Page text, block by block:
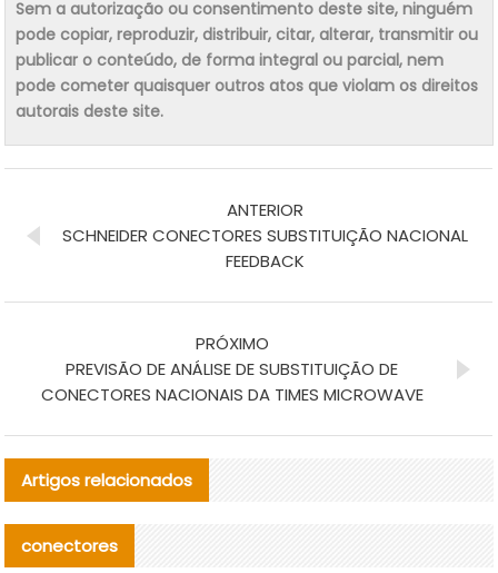
Sem a autorização ou consentimento deste site, ninguém
pode copiar, reproduzir, distribuir, citar, alterar, transmitir ou
publicar o conteúdo, de forma integral ou parcial, nem
pode cometer quaisquer outros atos que violam os direitos
autorais deste site.
ANTERIOR
SCHNEIDER CONECTORES SUBSTITUIÇÃO NACIONAL
FEEDBACK
PRÓXIMO
PREVISÃO DE ANÁLISE DE SUBSTITUIÇÃO DE
CONECTORES NACIONAIS DA TIMES MICROWAVE
Artigos relacionados
conectores